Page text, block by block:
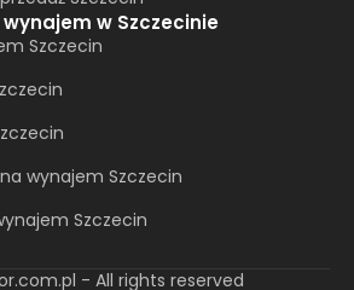
w Szczecinie
Szczecin
wynajem Szczecin
Szczecin
- All rights reserved